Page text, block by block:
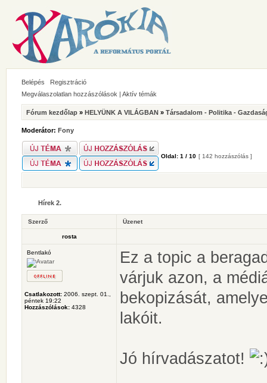
Belépés
Regisztráció
Megválaszolatlan hozzászólások | Aktív témák
Fórum kezdőlap » HELYÜNK A VILÁGBAN » Társadalom - Politika -
Moderátor: Fony
Oldal: 1 / 10 [ 142 hozzászólás ]
Hírek 2.
Szerző Üzenet
rosta
Bentlakó
Csatlakozott: 2006. szept. 01.,
péntek 19:22
Hozzászólások: 4328
Ez a topic a
várjuk azon, a
bekopizását,
lakóit.
Jó hírvadászatot!